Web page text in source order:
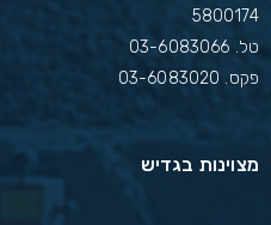
5800174
טל. 03-6083066
פקס. 03-6083020
מצוינות בגדיש